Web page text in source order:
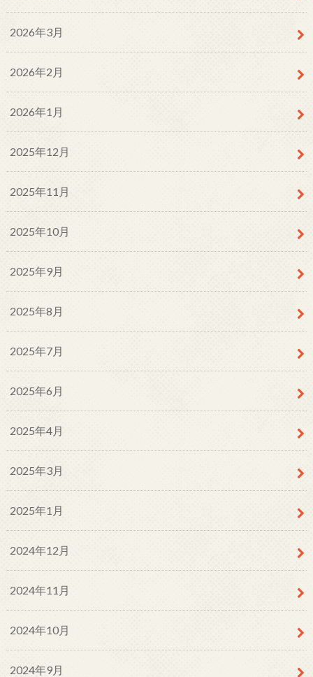
2026年3月
2026年2月
2026年1月
2025年12月
2025年11月
2025年10月
2025年9月
2025年8月
2025年7月
2025年6月
2025年4月
2025年3月
2025年1月
2024年12月
2024年11月
2024年10月
2024年9月